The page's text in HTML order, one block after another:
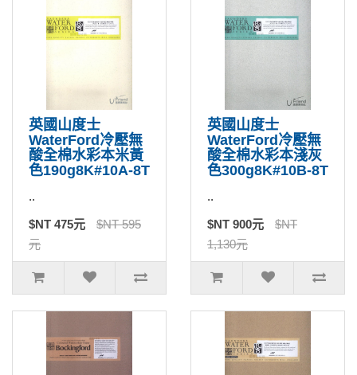
英國山度士
WaterFord冷壓無
酸全棉水彩本米黃
色190g8K#10A-8T
..
$NT 475元
$NT 595
元
英國山度士
WaterFord冷壓無
酸全棉水彩本淺灰
色300g8K#10B-8T
..
$NT 900元
$NT
1,130元